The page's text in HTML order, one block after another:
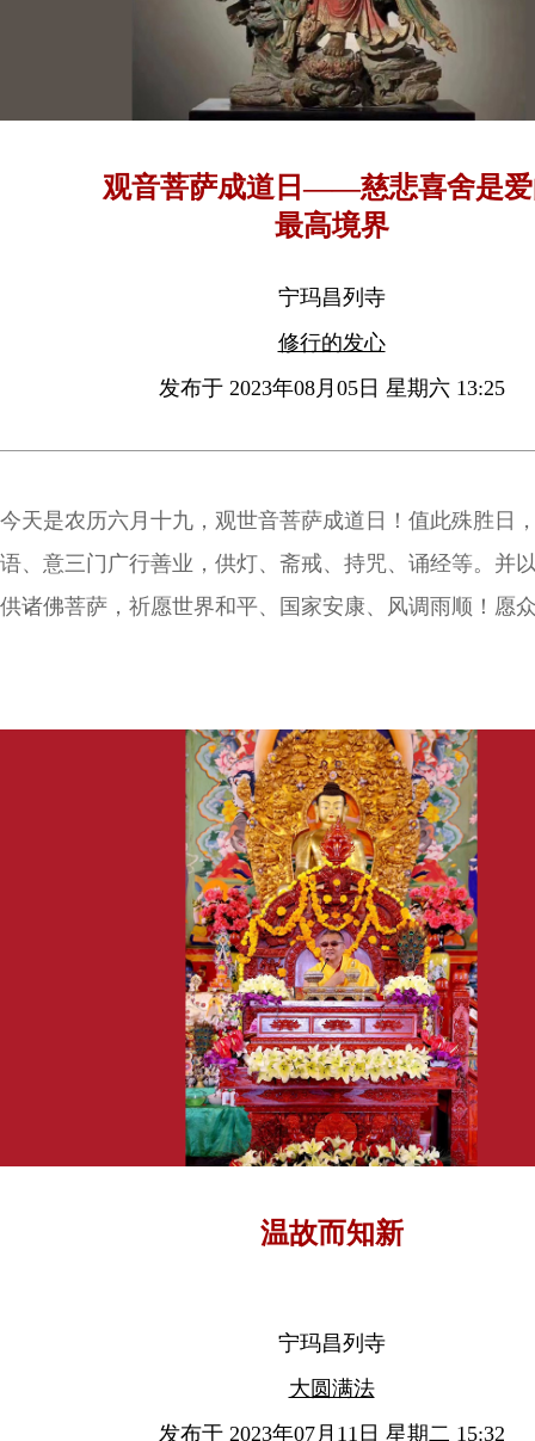
观音菩萨成道日——慈悲喜舍是
最高境界
宁玛昌列寺
修行的发心
发布于 2023年08月05日 星期六 13:25
今天是农历六月十九，观世音菩萨成道日！值此殊胜日
语、意三门广行善业，供灯、斋戒、持咒、诵经等。并
供诸佛菩萨，祈愿世界和平、国家安康、风调雨顺！愿
温故而知新
宁玛昌列寺
大圆满法
发布于 2023年07月11日 星期二 15:32